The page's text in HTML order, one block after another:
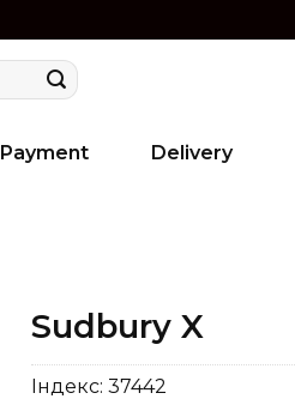
Payment Delivery
Sudbury X
Індекс: 37442